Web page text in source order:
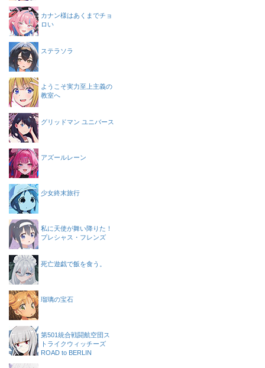
カナン様はあくまでチョ
ロい
ステラソラ
ようこそ実力至上主義の
教室へ
グリッドマン ユニバース
アズールレーン
少女終末旅行
私に天使が舞い降りた！
プレシャス・フレンズ
死亡遊戯で飯を食う。
瑠璃の宝石
第501統合戦闘航空団ス
トライクウィッチーズ
ROAD to BERLIN